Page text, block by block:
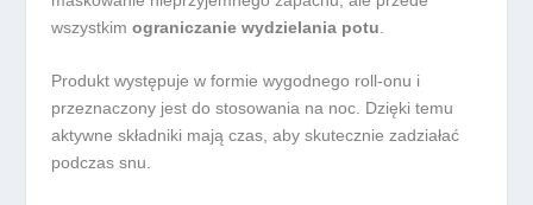
wszystkim ograniczanie wydzielania potu
Produkt występuje w formie wygodnego roll-onu i
przeznaczony jest do stosowania na noc. Dzięki temu
aktywne składniki mają czas, aby skutecznie zadziałać
podczas snu.